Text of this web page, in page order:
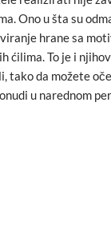
Ono u šta su
hrane sa
ćilima. To je i
tako da možete
u narednom